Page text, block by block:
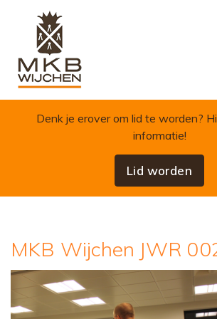
Skip to content
Denk je erover om lid te worden?
informatie!
Lid worden
MKB Wijchen JWR